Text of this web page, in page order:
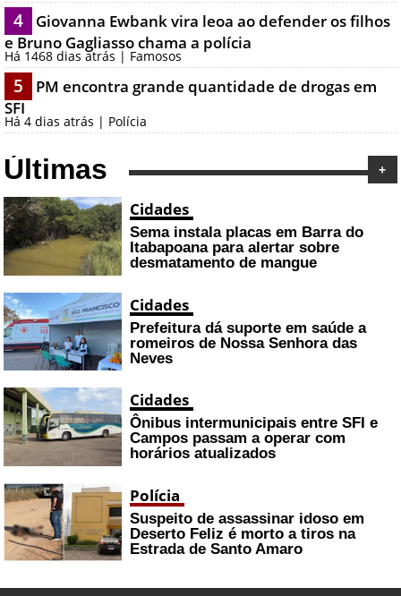
4
Giovanna Ewbank vira leoa ao defender os filhos
e Bruno Gagliasso chama a polícia
Há 1468 dias atrás | Famosos
5
PM encontra grande quantidade de drogas em
SFI
Há 4 dias atrás | Polícia
Últimas +
Cidades
Sema instala placas em Barra do
Itabapoana para alertar sobre
desmatamento de mangue
Cidades
Prefeitura dá suporte em saúde a
romeiros de Nossa Senhora das
Neves
Cidades
Ônibus intermunicipais entre SFI e
Campos passam a operar com
horários atualizados
Polícia
Suspeito de assassinar idoso em
Deserto Feliz é morto a tiros na
Estrada de Santo Amaro